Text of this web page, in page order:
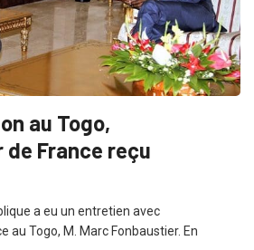
au Togo,
de France reçu
a eu un entretien avec
au Togo, M. Marc Fonbaustier. En